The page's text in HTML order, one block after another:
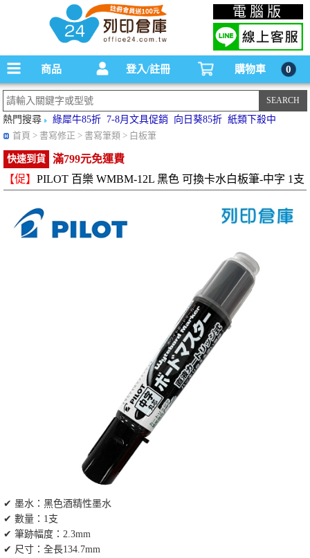
碳粉匣，墨水匣,原廠碳粉匣，副廠碳粉匣，環保碳粉匣,連續供墨印表機-office24列印
倉庫線上購物手機版
電腦版
商品 登入/註冊 購物車 0
熱門搜尋 綠犀牛85折 7-8月文具促銷 向日葵85折 紙類下殺中
首頁 > 書寫修正 > 書寫筆類 > 白板筆
快速到貨
滿799元免運費
【促】 PILOT 百樂 WMBM-12L 黑色 可換卡水白板筆-中字 1支
✔ 墨水：黑色酒精性墨水
✔ 數量：1支
✔ 筆跡幅度：2.3mm
✔ 尺寸：全長134.7mm